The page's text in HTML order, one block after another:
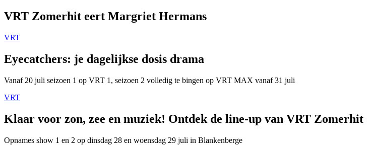
VRT Zomerhit eert Margriet Hermans
VRT
Eyecatchers: je dagelijkse dosis drama
Vanaf 20 juli seizoen 1 op VRT 1, seizoen 2 volledig te bingen op VRT MAX vanaf 31 juli
VRT
Klaar voor zon, zee en muziek! Ontdek de line-up van VRT Zomerhit
Opnames show 1 en 2 op dinsdag 28 en woensdag 29 juli in Blankenberge